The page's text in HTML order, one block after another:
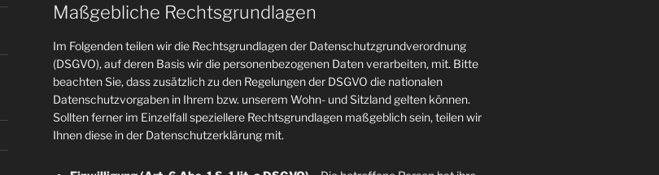
Maßgebliche Rechtsgrundlagen
Im Folgenden teilen wir die Rechtsgrundlagen der Datenschutzgrundverordnung
(DSGVO), auf deren Basis wir die personenbezogenen Daten verarbeiten, mit. Bitte
beachten Sie, dass zusätzlich zu den Regelungen der DSGVO die nationalen
Datenschutzvorgaben in Ihrem bzw. unserem Wohn- und Sitzland gelten können.
Sollten ferner im Einzelfall speziellere Rechtsgrundlagen maßgeblich sein, teilen wir
Ihnen diese in der Datenschutzerklärung mit.